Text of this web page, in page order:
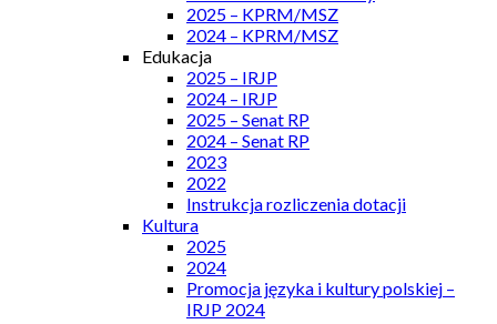
2025 – KPRM/MSZ
2024 – KPRM/MSZ
Edukacja
2025 – IRJP
2024 – IRJP
2025 – Senat RP
2024 – Senat RP
2023
2022
Instrukcja rozliczenia dotacji
Kultura
2025
2024
Promocja języka i kultury polskiej –
IRJP 2024